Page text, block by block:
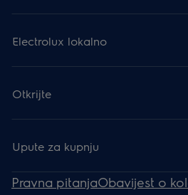
Electrolux lokalno
Otkrijte
Upute za kupnju
Pravna pitanjaObavijest o